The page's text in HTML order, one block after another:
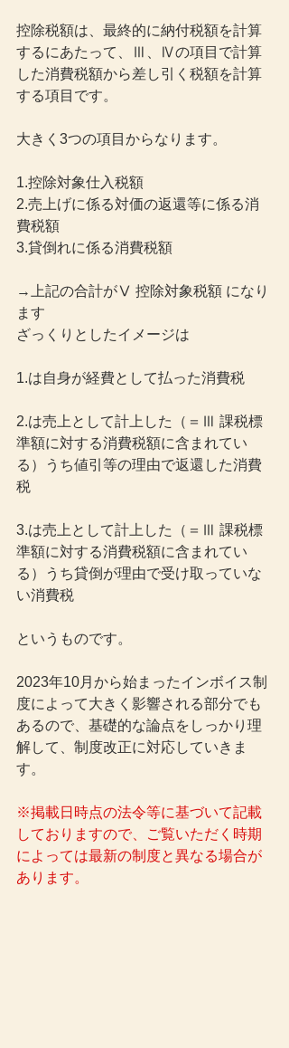
控除税額は、最終的に納付税額を計算
するにあたって、Ⅲ、Ⅳの項目で計算
した消費税額から差し引く税額を計算
する項目です。
大きく3つの項目からなります。
1.控除対象仕入税額
2.売上げに係る対価の返還等に係る消
費税額
3.貸倒れに係る消費税額
→上記の合計がⅤ 控除対象税額 になり
ます
ざっくりとしたイメージは
1.は自身が経費として払った消費税
2.は売上として計上した（＝Ⅲ 課税標
準額に対する消費税額に含まれてい
る）うち値引等の理由で返還した消費
税
3.は売上として計上した（＝Ⅲ 課税標
準額に対する消費税額に含まれてい
る）うち貸倒が理由で受け取っていな
い消費税
というものです。
2023年10月から始まったインボイス制
度によって大きく影響される部分でも
あるので、基礎的な論点をしっかり理
解して、制度改正に対応していきま
す。
※掲載日時点の法令等に基づいて記載
しておりますので、ご覧いただく時期
によっては最新の制度と異なる場合が
あります。